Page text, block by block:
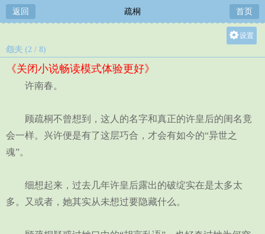
返回 疏桐 首页
设置
怨夫 (2 / 8)
《关闭小说畅读模式体验更好》
许南春。
顾疏桐不曾想到，这人的名字和真正的许皇后的闺名竟
会一样。兴许便是有了这层巧合，才会有如今的“异世之
魂”。
细想起来，过去几年许皇后露出的破绽实在是太多太
多。又或者，她其实从未想过要隐藏什么。